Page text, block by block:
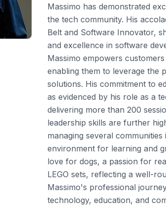
Massimo has demonstrated
the tech community. His
Belt and Software Innovator,
and excellence in software
Massimo empowers
enabling them to leverage the
solutions. His commitment to
as evidenced by his role as a
delivering more than 200
leadership skills are further
managing several
environment for learning and
love for dogs, a passion for
LEGO sets, reflecting a well-
Massimo's professional
technology, education, and